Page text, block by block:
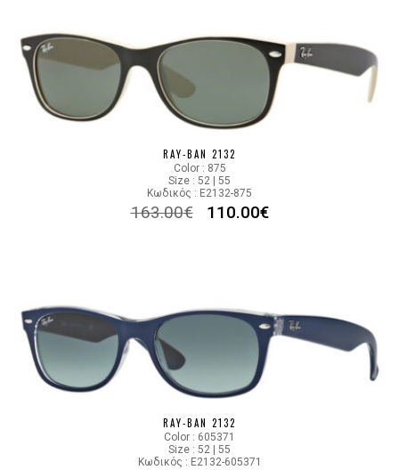
RAY-BAN 2132
Color : 875
Size : 52 | 55
Κωδικός : E2132-875
163.00€ 110.00€
RAY-BAN 2132
Color : 605371
Size : 52 | 55
Κωδικός : E2132-605371